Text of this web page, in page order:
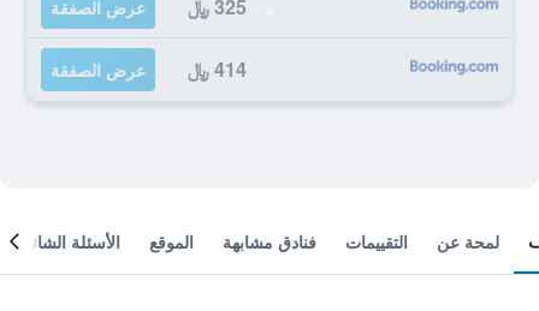
325 ﷼ عرض الصفقة
414 ﷼ عرض الصفقة
لمحة عن التقييمات فنادق مشابهة الموقع الأسئلة الشائعة